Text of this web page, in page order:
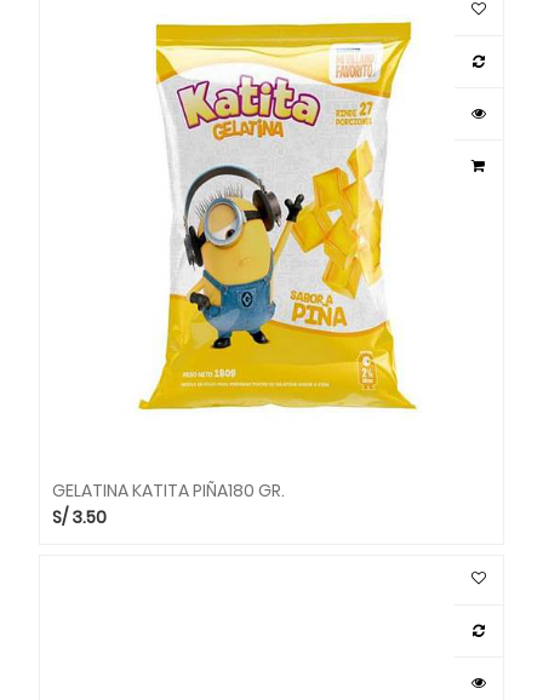
GELATINA KATITA PIÑA180 GR.
S/3.50